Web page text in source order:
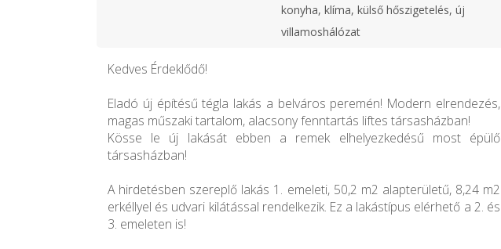
konyha, klíma, külső hőszigetelés, új
villamoshálózat
Kedves Érdeklődő!
Eladó új építésű tégla lakás a belváros peremén! Modern elrendezés,
magas műszaki tartalom, alacsony fenntartás liftes társasházban!
Kösse le új lakását ebben a remek elhelyezkedésű most épülő
társasházban!
A hirdetésben szereplő lakás 1. emeleti, 50,2 m2 alapterületű, 8,24 m2
erkéllyel és udvari kilátással rendelkezik. Ez a lakástípus elérhető a 2. és
3. emeleten is!